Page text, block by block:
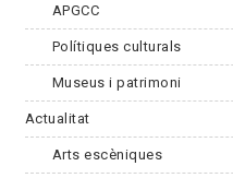
APGCC
Polítiques culturals
Museus i patrimoni
Actualitat
Arts escèniques